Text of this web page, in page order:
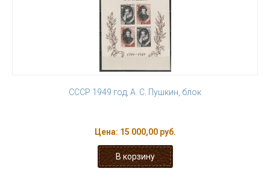
СССР 1949 год, А. С. Пушкин, блок
Цена: 15 000,00 руб.